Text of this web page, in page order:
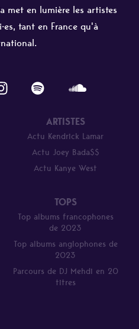
met en lumière les artistes
tant en France qu'à
ARTISTES
Actu Kendrick Lamar
Actu Joey Bada$$
Actu Kanye West
TOPS
Top albums francophones
de 2023
Top albums anglophones de
2023
Parcours de DJ Mehdi en 20
titres